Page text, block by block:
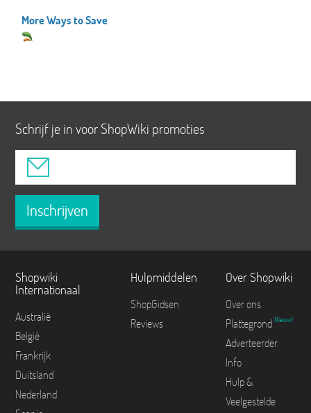
More Ways to Save
Schrijf je in voor ShopWiki promoties
Inschrijven
Shopwiki
Internationaal
Australië
België
Frankrijk
Duitsland
Nederland
Hulpmiddelen
ShopGidsen
Reviews
Over Shopwiki
Over ons
Plattegrond Nieuw!
Adverteerder
Info
Hulp &
Veelgestelde